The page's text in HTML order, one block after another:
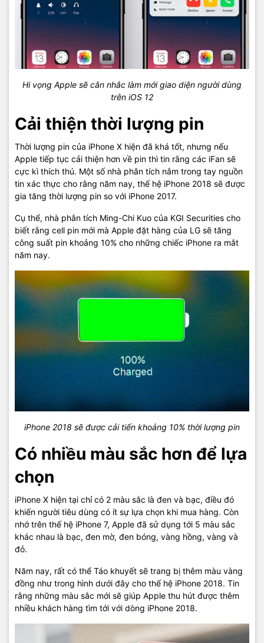
Hi vọng Apple sẽ cân nhắc làm mới giao diện người dùng
trên iOS 12
Cải thiện thời lượng pin
Thời lượng pin của iPhone X hiện đã khá tốt, nhưng nếu
Apple tiếp tục cải thiện hơn về pin thì tin rằng các iFan sẽ
cực kì thích thú. Một số nhà phân tích nắm trong tay nguồn
tin xác thực cho rằng năm nay, thế hệ iPhone 2018 sẽ được
gia tăng thời lượng pin so với iPhone 2017.
Cụ thể, nhà phân tích Ming-Chi Kuo của KGI Securities cho
biết rằng cell pin mới mà Apple đặt hàng của LG sẽ tăng
công suất pin khoảng 10% cho những chiếc iPhone ra mắt
năm nay.
iPhone 2018 sẽ được cải tiến khoảng 10% thời lượng pin
Có nhiều màu sắc hơn để lựa
chọn
iPhone X hiện tại chỉ có 2 màu sắc là đen và bạc, điều đó
khiến người tiêu dùng có ít sự lựa chọn khi mua hàng. Còn
nhớ trên thế hệ iPhone 7, Apple đã sử dụng tới 5 màu sắc
khác nhau là bạc, đen mờ, đen bóng, vàng hồng, vàng và
đỏ.
Năm nay, rất có thể Táo khuyết sẽ trang bị thêm màu vàng
đồng như trong hình dưới đây cho thế hệ iPhone 2018. Tin
rằng những màu sắc mới sẽ giúp Apple thu hút được thêm
nhiều khách hàng tìm tới với dòng iPhone 2018.